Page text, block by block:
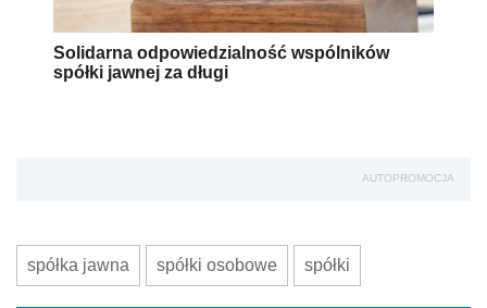
Solidarna odpowiedzialność wspólników
spółki jawnej za długi
AUTOPROMOCJA
spółka jawna spółki osobowe spółki